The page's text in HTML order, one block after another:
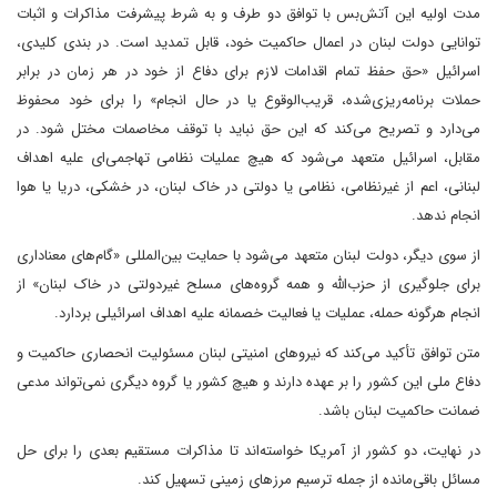
مدت اولیه این آتش‌بس با توافق دو طرف و به شرط پیشرفت مذاکرات و اثبات
توانایی دولت لبنان در اعمال حاکمیت خود، قابل تمدید است. در بندی کلیدی،
اسرائیل «حق حفظ تمام اقدامات لازم برای دفاع از خود در هر زمان در برابر
حملات برنامه‌ریزی‌شده، قریب‌الوقوع یا در حال انجام» را برای خود محفوظ
می‌دارد و تصریح می‌کند که این حق نباید با توقف مخاصمات مختل شود. در
مقابل، اسرائیل متعهد می‌شود که هیچ عملیات نظامی تهاجمی‌ای علیه اهداف
لبنانی، اعم از غیرنظامی، نظامی یا دولتی در خاک لبنان، در خشکی، دریا یا هوا
انجام ندهد.
از سوی دیگر، دولت لبنان متعهد می‌شود با حمایت بین‌المللی «گام‌های معناداری
برای جلوگیری از حزب‌الله و همه گروه‌های مسلح غیردولتی در خاک لبنان» از
انجام هرگونه حمله، عملیات یا فعالیت خصمانه علیه اهداف اسرائیلی بردارد.
متن توافق تأکید می‌کند که نیروهای امنیتی لبنان مسئولیت انحصاری حاکمیت و
دفاع ملی این کشور را بر عهده دارند و هیچ کشور یا گروه دیگری نمی‌تواند مدعی
ضمانت حاکمیت لبنان باشد.
در نهایت، دو کشور از آمریکا خواسته‌اند تا مذاکرات مستقیم بعدی را برای حل
مسائل باقی‌مانده از جمله ترسیم مرزهای زمینی تسهیل کند.